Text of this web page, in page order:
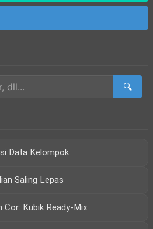
🔍
Data Kelompok
Saling Lepas
Kubik Ready-Mix